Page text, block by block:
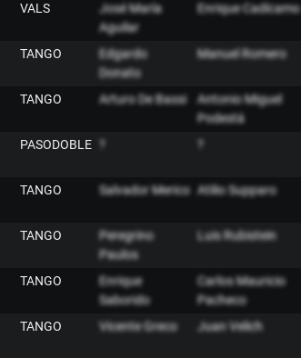
VALS
José María
Aguilar
Enrique Cadícamo
TANGO
Edgardo
Donato
Manuel Romero
TANGO Arturo De Bassi
Antonio Miguel
Podestá
PASODOBLE ? ?
TANGO Salvador Merico Atilio Supparo
TANGO
Peregrino
Paulos
Luis Rubistein
TANGO
Enrique
Saborido
Carlos Mauricio
Pacheco
TANGO Vicente Greco Juan Velich